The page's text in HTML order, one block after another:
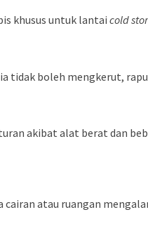
khusus untuk lantai cold
tidak boleh mengkerut,
akibat alat berat dan
atau ruangan